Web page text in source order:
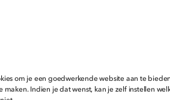
om je een goedwerkende website aan te
maken. Indien je dat wenst, kan je zelf instellen